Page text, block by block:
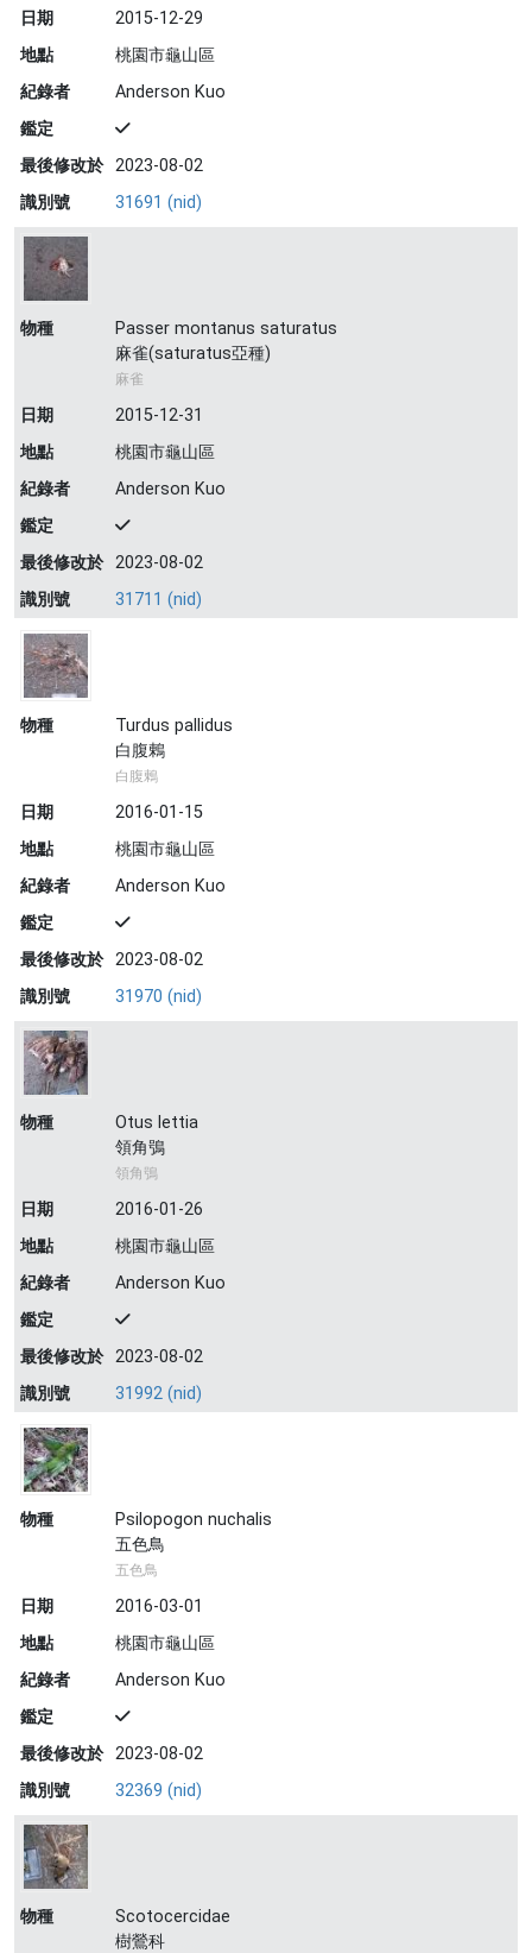
日期
2015-12-29
地點
桃園市龜山區
紀錄者
Anderson Kuo
鑑定
最後修改於 2023-08-02
識別號
31691 (nid)
物種
Passer montanus saturatus
麻雀(saturatus亞種)
麻雀
日期
2015-12-31
地點
桃園市龜山區
紀錄者
Anderson Kuo
鑑定
最後修改於 2023-08-02
識別號
31711 (nid)
物種
Turdus pallidus
白腹鶇
白腹鶇
日期
2016-01-15
地點
桃園市龜山區
紀錄者
Anderson Kuo
鑑定
最後修改於 2023-08-02
識別號
31970 (nid)
物種
Otus lettia
領角鴞
領角鴞
日期
2016-01-26
地點
桃園市龜山區
紀錄者
Anderson Kuo
鑑定
最後修改於 2023-08-02
識別號
31992 (nid)
物種
Psilopogon nuchalis
五色鳥
五色鳥
日期
2016-03-01
地點
桃園市龜山區
紀錄者
Anderson Kuo
鑑定
最後修改於 2023-08-02
識別號
32369 (nid)
物種
Scotocercidae
樹鶯科